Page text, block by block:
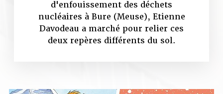
d'enfouissement des déchets
nucléaires à Bure (Meuse), Etienne
Davodeau a marché pour relier ces
deux repères différents du sol.